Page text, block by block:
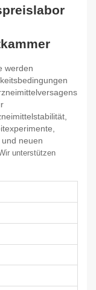
werden
neuen
unterstützen